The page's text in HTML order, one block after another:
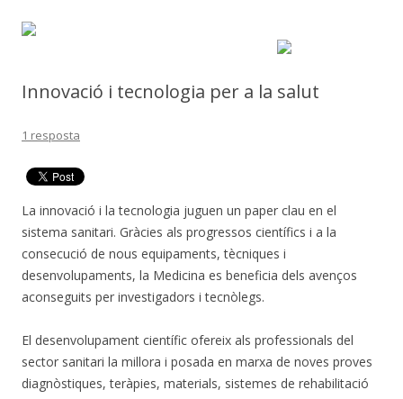
Innovació i tecnologia per a la salut
1 resposta
La innovació i la tecnologia juguen un paper clau en el
sistema sanitari. Gràcies als progressos científics i a la
consecució de nous equipaments, tècniques i
desenvolupaments, la Medicina es beneficia dels avenços
aconseguits per investigadors i tecnòlegs.
El desenvolupament científic ofereix als professionals del
sector sanitari la millora i posada en marxa de noves proves
diagnòstiques, teràpies, materials, sistemes de rehabilitació